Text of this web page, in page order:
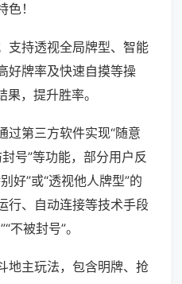
！
支持透视全局牌型、智能
好牌率及快速自摸等操
，提升胜率。
过第三方软件实现“随意
号”等功能，部分用户反
好”或“透视他人牌型”的
行、自动连接等技术手段
不被封号”。
地主玩法，包含明牌、抢